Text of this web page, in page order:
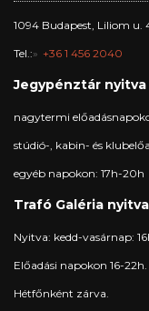
1094 Budapest, Liliom u.
Tel.: +36 1 456 2040
Jegypénztár
nagytermi
stúdió-, kabin- és
egyéb napokon: 17h-20h
Trafó Galéria
Nyitva: kedd-vasárnap:
Előadási napokon 16-22h.
Hétfőnként zárva.